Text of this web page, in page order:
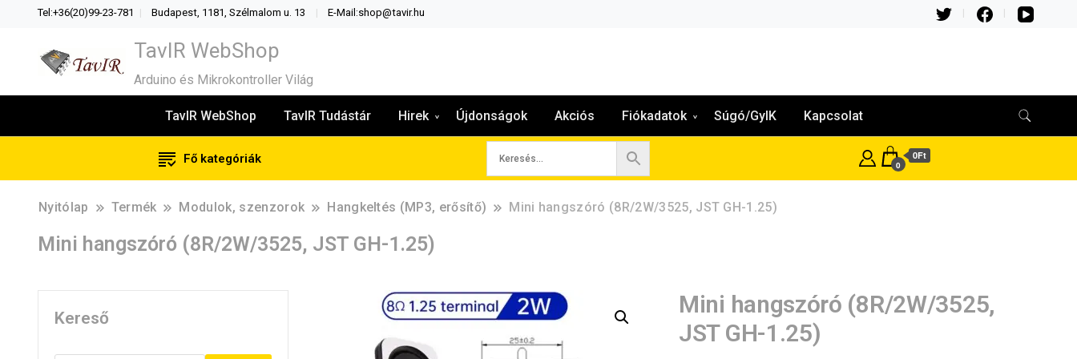
Tel:+36(20)99-23-781 Budapest, 1181, Szélmalom u. 13 E-Mail:shop@tavir.hu
TavIR WebShop
Arduino és Mikrokontroller Világ
TavIR WebShop TavIR Tudástár Hirek Újdonságok Akciós Fiókadatok Súgó/GyIK Kapcsolat
Fő kategóriák 0
0Ft
Nyitólap Termék Modulok, szenzorok Hangkeltés (MP3, erősítő) Mini hangszóró (8R/2W/3525, JST GH-1.25)
Mini hangszóró (8R/2W/3525, JST GH-1.25)
Mini hangszóró (8R/2W/3525,
JST GH-1.25)
Kereső